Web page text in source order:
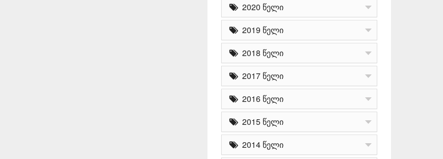
2020 წელი
2019 წელი
2018 წელი
2017 წელი
2016 წელი
2015 წელი
2014 წელი